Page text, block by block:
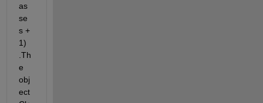
as
se
s +
1)
.Th
e
obj
ect